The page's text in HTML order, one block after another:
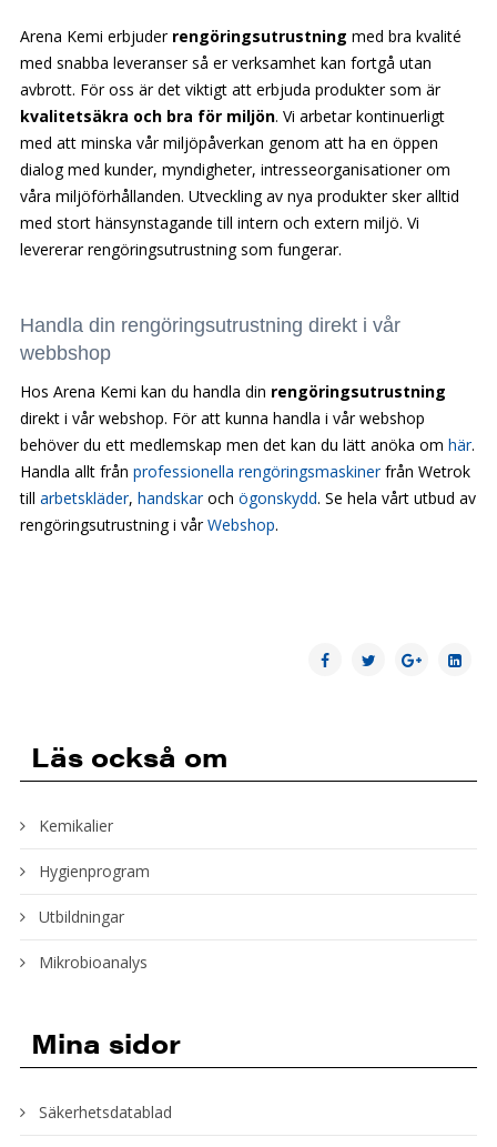
Arena Kemi erbjuderrengöringsutrustning med bra kvalité
med snabba leveranser så er verksamhet kan fortgå utan
avbrott. För oss är det viktigt att erbjuda produkter som är
kvalitetsäkra och bra för miljön. Vi arbetar kontinuerligt
med att minska vår miljöpåverkan genom att ha en öppen
dialog med kunder, myndigheter, intresseorganisationer om
våra miljöförhållanden. Utveckling av nya produkter sker alltid
med stort hänsynstagande till intern och extern miljö. Vi
levererar rengöringsutrustning som fungerar.
Handla din rengöringsutrustning direkt i vår
webbshop
Hos Arena Kemi kan du handla din rengöringsutrustning
direkt i vår webshop. För att kunna handla i vår webshop
behöver du ett medlemskap men det kan du lätt anöka om här.
Handla allt från professionella rengöringsmaskinerfrån Wetrok
till arbetskläder, handskaroch ögonskydd. Se hela vårt utbud av
rengöringsutrustning i vårWebshop.
Läs också om
Kemikalier
Hygienprogram
Utbildningar
Mikrobioanalys
Mina sidor
Säkerhetsdatablad